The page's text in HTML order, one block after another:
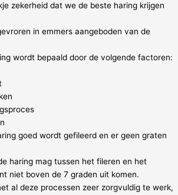
zekerheid dat we de beste haring krijgen
in emmers aangeboden van de
wordt bepaald door de volgende factoren:
goed wordt gefileerd en er geen graten
haring mag tussen het fileren en het
niet boven de 7 graden uit komen.
al deze processen zeer zorgvuldig te werk,